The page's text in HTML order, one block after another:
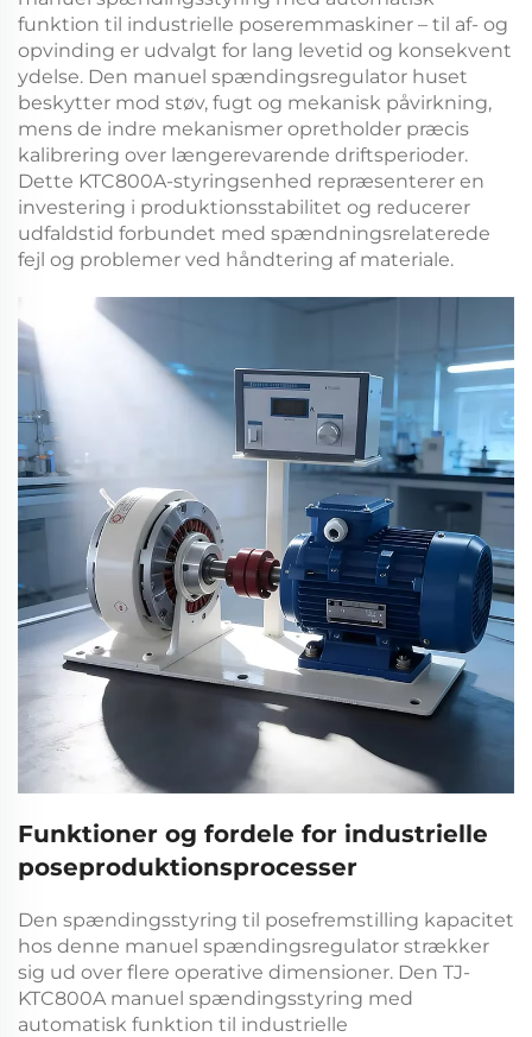
funktion til industrielle poseremmaskiner – til af- og
opvinding er udvalgt for lang levetid og konsekvent
ydelse. Den manuel spændingsregulator huset
beskytter mod støv, fugt og mekanisk påvirkning,
mens de indre mekanismer opretholder præcis
kalibrering over længerevarende driftsperioder.
Dette KTC800A-styringsenhed repræsenterer en
investering i produktionsstabilitet og reducerer
udfaldstid forbundet med spændningsrelaterede
fejl og problemer ved håndtering af materiale.
Funktioner og fordele for industrielle
poseproduktionsprocesser
Den spændingsstyring til posefremstilling kapacitet
hos denne manuel spændingsregulator strækker
sig ud over flere operative dimensioner. Den TJ-
KTC800A manuel spændingsstyring med
automatisk funktion til industrielle